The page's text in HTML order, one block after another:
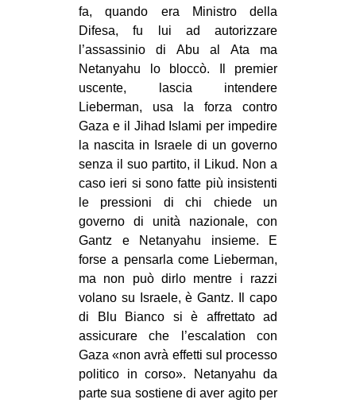
fa, quando era Ministro della
Difesa, fu lui ad autorizzare
l’assassinio di Abu al Ata ma
Netanyahu lo bloccò. Il premier
uscente, lascia intendere
Lieberman, usa la forza contro
Gaza e il Jihad Islami per impedire
la nascita in Israele di un governo
senza il suo partito, il Likud. Non a
caso ieri si sono fatte più insistenti
le pressioni di chi chiede un
governo di unità nazionale, con
Gantz e Netanyahu insieme. E
forse a pensarla come Lieberman,
ma non può dirlo mentre i razzi
volano su Israele, è Gantz. Il capo
di Blu Bianco si è affrettato ad
assicurare che l’escalation con
Gaza «non avrà effetti sul processo
politico in corso». Netanyahu da
parte sua sostiene di aver agito per